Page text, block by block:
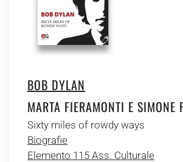
BOB DYLAN
MARTA FIERAMONTI E SIMONE
Sixty miles of rowdy ways
Biografie
Elemento 115 Ass. Culturale